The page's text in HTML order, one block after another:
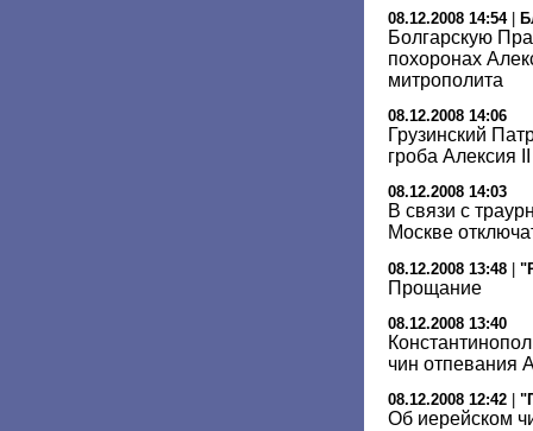
08.12.2008 14:54|
Болгарскую
похоронах
митрополита
08.12.2008 14:06
Грузинский
гроба Алексия II
08.12.2008 14:03
В связи с
Москве
08.12.2008 13:48
Прощание
08.12.2008 13:40
чин отпевания
08.12.2008 12:42
Об иерейском